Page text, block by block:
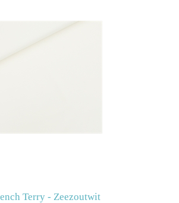
Terry - Zeezoutwit